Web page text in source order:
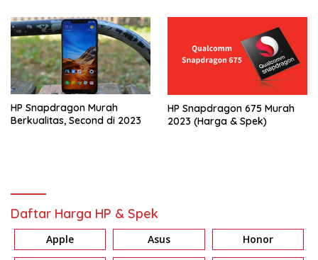
HP Snapdragon Murah
Berkualitas, Second di 2023
HP Snapdragon 675 Murah
2023 (Harga & Spek)
Daftar Harga HP & Spek
Apple Asus Honor